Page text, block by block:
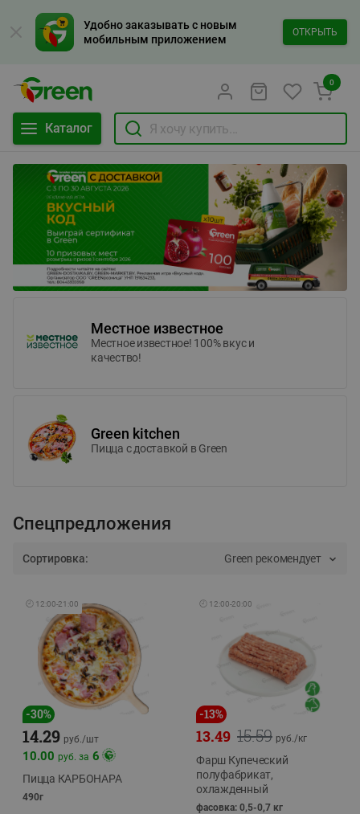
Удобно заказывать с новым
мобильным приложением
ОТКРЫТЬ
Каталог
0
Местное известное
Местное известное! 100% вкус и
качество!
Green kitchen
Пицца c доставкой в Green
Спецпредложения
Сортировка: Green рекомендует
🕘 12:00-21:00
-30%
14.29 руб./шт
10.00 руб. за 6
Пицца КАРБОНАРА
490г
🕘 12:00-20:00
-13%
15.59
13.49 руб./кг
Фарш Купеческий
полуфабрикат,
охлажденный
фасовка: 0,5-0,7 кг